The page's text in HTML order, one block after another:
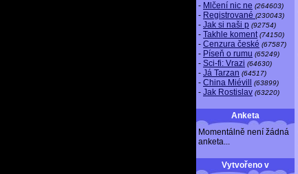
- Mlčení nic ne (264603)
- Registrované (230043)
- Jak si naši p (92754)
- Takhle koment (74150)
- Cenzura české (67587)
- Píseň o rumu (65249)
- Sci-fi: Vrazi (64630)
- Já Tarzan (64517)
- China Miévill (63899)
- Jak Rostislav (63220)
Anketa
Momentálně není žádná
anketa...
Vytvořeno v